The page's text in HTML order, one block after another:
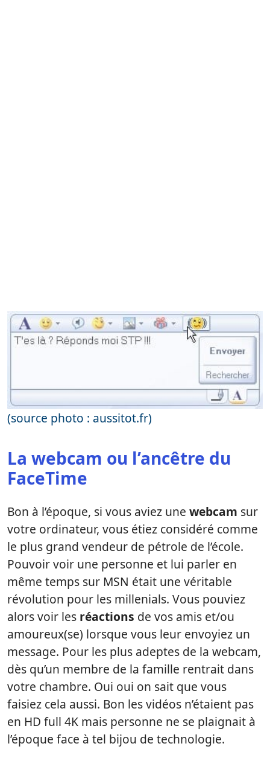
(source photo : aussitot.fr)
La webcam ou l’ancêtre du
FaceTime
Bon à l’époque, si vous aviez une webcam sur
votre ordinateur, vous étiez considéré comme
le plus grand vendeur de pétrole de l’école.
Pouvoir voir une personne et lui parler en
même temps sur MSN était une véritable
révolution pour les millenials. Vous pouviez
alors voir les réactions de vos amis et/ou
amoureux(se) lorsque vous leur envoyiez un
message. Pour les plus adeptes de la webcam,
dès qu’un membre de la famille rentrait dans
votre chambre. Oui oui on sait que vous
faisiez cela aussi. Bon les vidéos n’étaient pas
en HD full 4K mais personne ne se plaignait à
l’époque face à tel bijou de technologie.